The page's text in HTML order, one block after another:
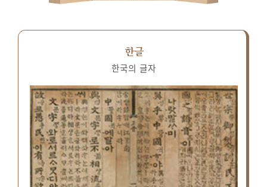
한글
한국의 글자